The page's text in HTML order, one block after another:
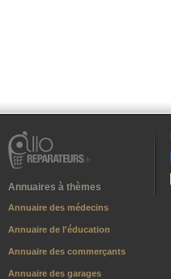
Annuaires à thèmes
Annuaire des médecins
Annuaire de l'éducation
Annuaire des commerçants
Annuaire des garages